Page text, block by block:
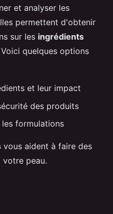
et analyser les
permettent d'obtenir
sur les ingrédients
Voici quelques options
et leur impact
des produits
les formulations
vous aident à faire des
peau.